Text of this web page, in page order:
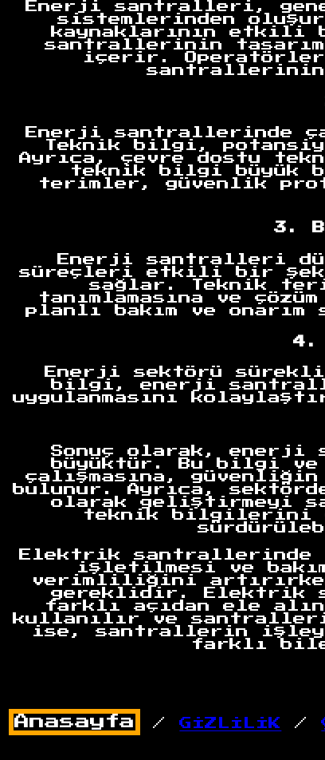
Enerji santralleri,
sistemlerinden
kaynaklarının etkili
santrallerinin
içerir.
santrallerinin
Enerji santrallerinde
Teknik bilgi,
Ayrıca, çevre dostu
teknik bilgi büyük
terimler, güvenlik
3.
Enerji santralleri
süreçleri etkili bir
sağlar. Teknik
tanımlamasına ve
planlı bakım ve
4.
Enerji sektörü
bilgi, enerji
uygulanmasını
Sonuç olarak, enerji
büyüktür. Bu bilgi
çalışmasına,
bulunur. Ayrıca,
olarak geliştirmeyi
teknik bilgilerini
Elektrik santrallerinde
işletilmesi ve
verimliliğini
gereklidir. Elektrik
farklı açıdan ele
kullanılır ve
ise, santrallerin
farklı
Anasayfa
/ GİZLİLİK /